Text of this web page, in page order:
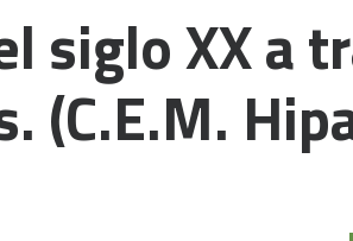
siglo XX a
(C.E.M.